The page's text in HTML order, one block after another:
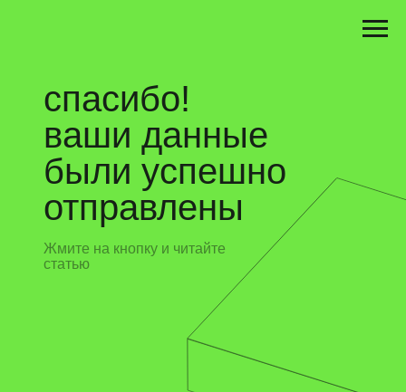
Жмите на кнопку и читайте
статью
спасибо!
ваши данные
были успешно
отправлены